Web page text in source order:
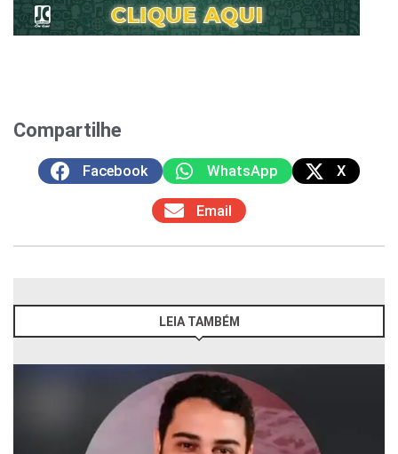
Compartilhe
Facebook WhatsApp X
Email
LEIA TAMBÉM